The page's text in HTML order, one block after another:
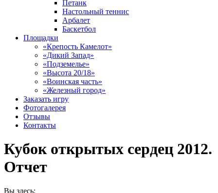
Петанк
Настольный теннис
Арбалет
Баскетбол
Площадки
«Крепость Камелот»
«Дикий Запад»
«Подземелье»
«Высота 20/18»
«Воинская часть»
«Железный город»
Заказать игру
Фотогалерея
Отзывы
Контакты
Кубок открытых сердец 2012.
Отчет
Вы здесь: